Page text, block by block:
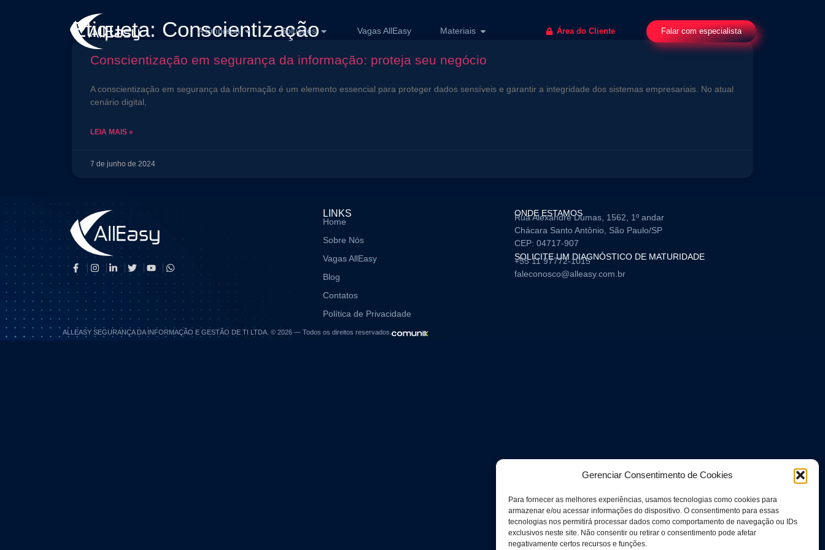
Gerenciar Consentimento de Cookies
Para fornecer as melhores experiências, usamos tecnologias como cookies para
armazenar e/ou acessar informações do dispositivo. O consentimento para essas
tecnologias nos permitirá processar dados como comportamento de navegação ou IDs
exclusivos neste site. Não consentir ou retirar o consentimento pode afetar
negativamente certos recursos e funções.
A Empresa Soluções Vagas AllEasy Materiais Área do Cliente Falar com especialista
Etiqueta: Conscientização
Conscientização em segurança da informação: proteja seu negócio
A conscientização em segurança da informação é um elemento essencial para proteger dados sensíveis e garantir a integridade dos sistemas empresariais. No atual
cenário digital,
LEIA MAIS »
7 de junho de 2024
LINKS
Home
Sobre Nós
Vagas AllEasy
Blog
Contatos
Política de Privacidade
ONDE ESTAMOS
Rua Alexandre Dumas, 1562, 1º andar
Chácara Santo Antônio, São Paulo/SP
CEP: 04717-907
SOLICITE UM DIAGNÓSTICO DE MATURIDADE
+55 11 97772-1015
faleconosco@alleasy.com.br
ALLEASY SEGURANÇA DA INFORMAÇÃO E GESTÃO DE TI LTDA. © 2026 — Todos os direitos reservados.